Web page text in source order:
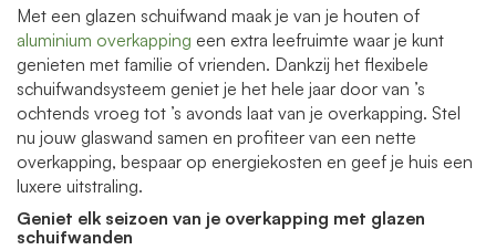
Met een glazen schuifwand maak je van je houten of
aluminium overkapping een extra leefruimte waar je kunt
genieten met familie of vrienden. Dankzij het flexibele
schuifwandsysteem geniet je het hele jaar door van ’s
ochtends vroeg tot ’s avonds laat van je overkapping. Stel
nu jouw glaswand samen en profiteer van een nette
overkapping, bespaar op energiekosten en geef je huis een
luxere uitstraling.
Geniet elk seizoen van je overkapping met glazen
schuifwanden